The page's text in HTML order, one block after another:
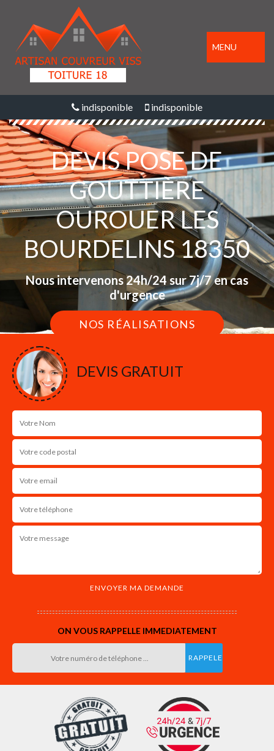
MENU
indisponible indisponible
DEVIS POSE DE
GOUTTIÈRE
OUROUER LES
BOURDELINS 18350
Nous intervenons 24h/24 sur 7j/7 en cas
d'urgence
NOS RÉALISATIONS
DEVIS GRATUIT
ON VOUS RAPPELLE IMMEDIATEMENT